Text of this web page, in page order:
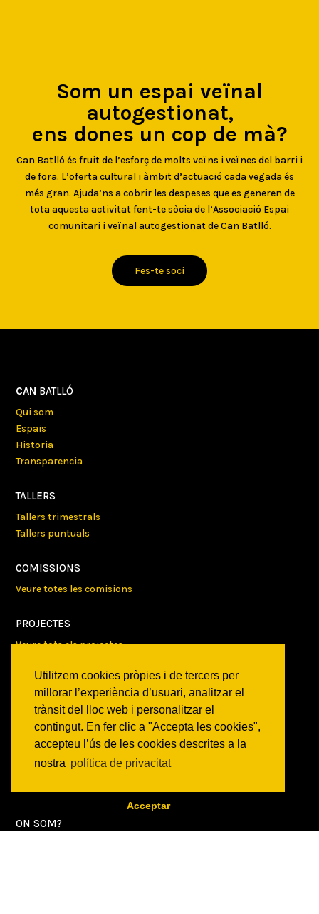
Utilitzem cookies pròpies i de tercers per
millorar l’experiència d’usuari, analitzar el
trànsit del lloc web i personalitzar el
contingut. En fer clic a "Accepta les cookies",
accepteu l’ús de les cookies descrites a la
nostra política de privacitat
Acceptar
Som un espai veïnal
autogestionat,
ens dones un cop de mà?
Can Batlló és fruit de l’esforç de molts veïns i veïnes del barri i
de fora. L’oferta cultural i àmbit d’actuació cada vegada és
més gran. Ajuda’ns a cobrir les despeses que es generen de
tota aquesta activitat fent-te sòcia de l’Associació Espai
comunitari i veïnal autogestionat de Can Batlló.
Fes-te soci
CAN BATLLÓ
Qui som
Espais
Historia
Transparencia
TALLERS
Tallers trimestrals
Tallers puntuals
COMISSIONS
Veure totes les comisions
PROJECTES
Veure tots els projectes
AGENDA
Veure totes les activitats
Activitats
Comunicats
Victories
ON SOM?